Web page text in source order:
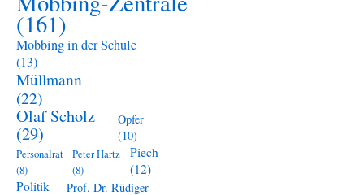
(161)
Mobbing in der Schule
(13)
Müllmann
(22)
Olaf Scholz
(29)
Opfer
(10)
Personalrat
(8)
Peter Hartz
(8)
Piech
(12)
Politik
Prof. Dr. Rüdiger